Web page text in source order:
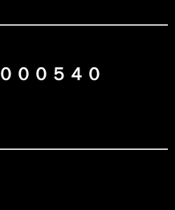
０００５４０